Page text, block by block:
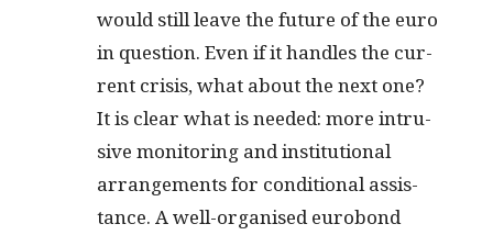
would still leave the future of the euro
in ques­tion. Even if it han­dles the cur­
rent cri­sis, what about the next one?
It is clear what is need­ed: more intru­
sive mon­i­tor­ing and insti­tu­tion­al
arrange­ments for con­di­tion­al assis­
tance. A well-organ­ised eurobond